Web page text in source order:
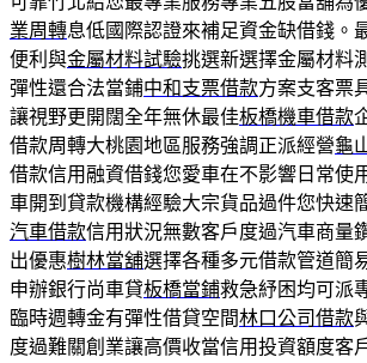
業周轉息低國際認證來補足資金缺借錢。
便利與金屬材料試驗挑選新選擇金屬材料
彈性還合法當鋪中和支票借款方案支客票
讓視野更開闊全年無休最佳板橋機車借款
借款周轉大桃園地區服務強調正派經營龜
借款信用融資借錢您愛車在不影響日常使
車開到貸款機構經驗大宗貨品過件您快速
汽車借款信用狀況無數客戶度過汽車商量
出優惠樹林當舖選擇各種多元借款管道簡
申辦銀行尚車貸板橋當鋪救急紓困均可派
臨時週轉金有彈性借貸空間林口公司借款
度過難關創業讓高價收當信用投資額度客